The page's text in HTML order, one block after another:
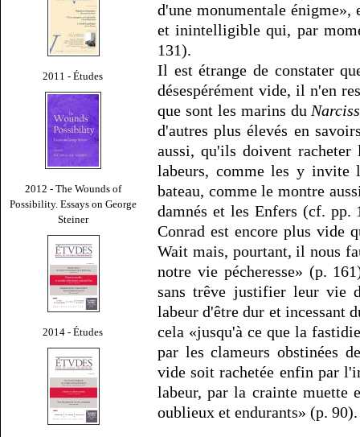
2011 - Études
2012 - The Wounds of
Possibility. Essays on George
Steiner
2014 - Études
d'une monumentale énigme»,
et inintelligible qui, par
131).
Il est étrange de constater
désespérément vide, il n'en
que sont les marins du
d'autres plus élevés en
aussi, qu'ils doivent racheter
labeurs, comme les y
bateau, comme le montre
damnés et les Enfers (cf. pp.
Conrad est encore plus vide
Wait mais, pourtant, il nous
notre vie pécheresse» (p.
sans trêve justifier leur vie
labeur d'être dur et incessant
cela «jusqu'à ce que la
par les clameurs obstinées
vide soit rachetée enfin par
labeur, par la crainte muette
oublieux et endurants» (p. 90).